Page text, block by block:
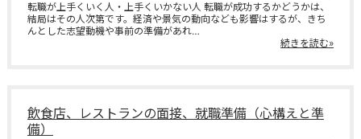
転職が上手くいく人・上手くいかない人 転職が成功するかどうかは、
結局はその人次第です。経済や景気の動向なども影響はするが、きち
んとした志望動機や事前の準備があれ…
続きを読む»
飲食店、レストランの面接、就職準備（心構えと準
備）